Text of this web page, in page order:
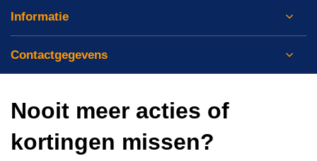
Informatie
Contactgegevens
Nooit meer acties of
kortingen missen?